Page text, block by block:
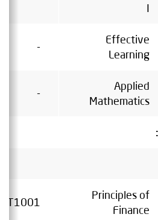
I
Effective
Learning
-
Applied
Mathematics
-
Principles of
Finance